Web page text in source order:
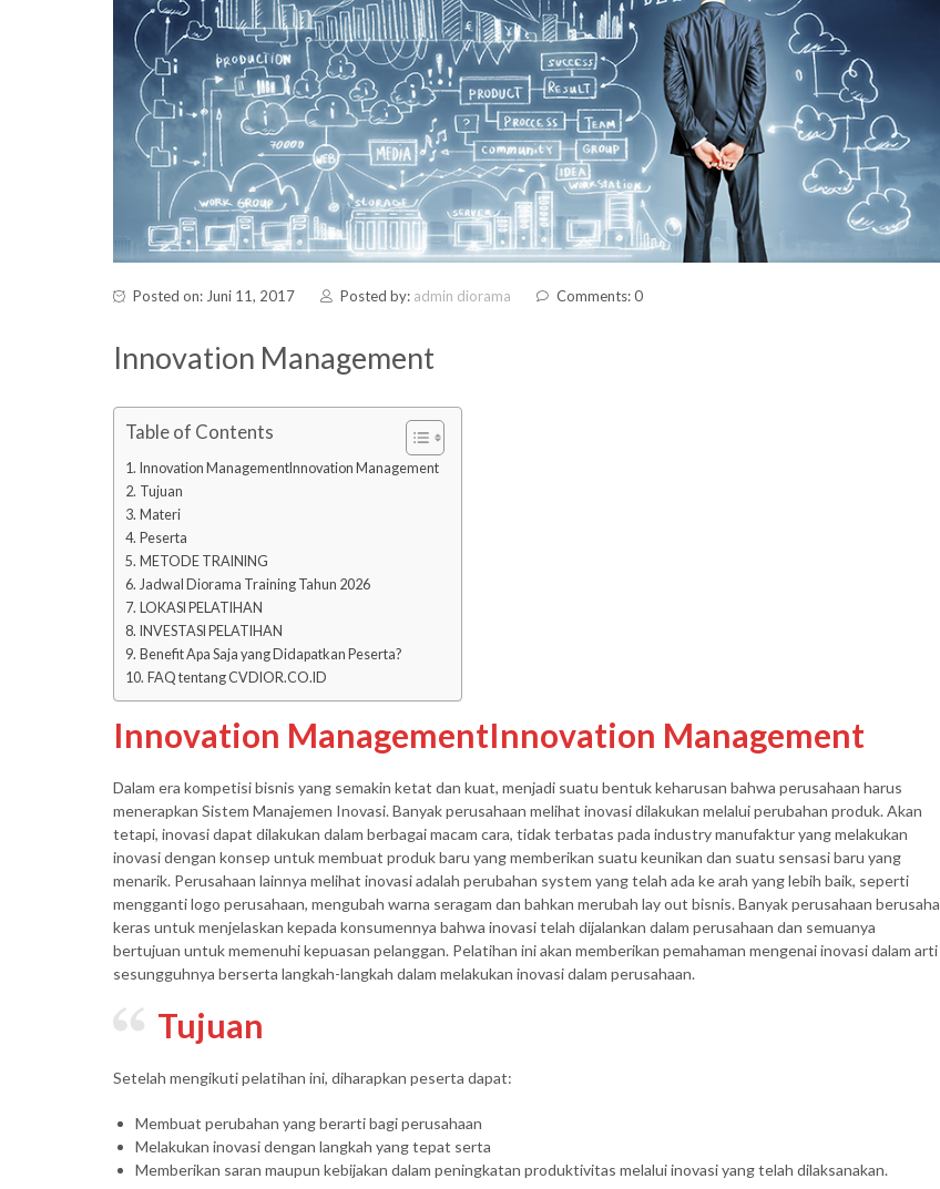
Posted on: Juni 11, 2017 Posted by: admin diorama Comments: 0
Innovation Management
Table of Contents
Innovation ManagementInnovation Management
Tujuan
Materi
Peserta
METODE TRAINING
Jadwal Diorama Training Tahun 2026
LOKASI PELATIHAN
INVESTASI PELATIHAN
Benefit Apa Saja yang Didapatkan Peserta?
FAQ tentang CVDIOR.CO.ID
Innovation ManagementInnovation Management
Dalam era kompetisi bisnis yang semakin ketat dan kuat, menjadi suatu bentuk keharusan bahwa perusahaan harus
menerapkan Sistem Manajemen Inovasi. Banyak perusahaan melihat inovasi dilakukan melalui perubahan produk. Akan
tetapi, inovasi dapat dilakukan dalam berbagai macam cara, tidak terbatas pada industry manufaktur yang melakukan
inovasi dengan konsep untuk membuat produk baru yang memberikan suatu keunikan dan suatu sensasi baru yang
menarik. Perusahaan lainnya melihat inovasi adalah perubahan system yang telah ada ke arah yang lebih baik, seperti
mengganti logo perusahaan, mengubah warna seragam dan bahkan merubah lay out bisnis. Banyak perusahaan berusaha
keras untuk menjelaskan kepada konsumennya bahwa inovasi telah dijalankan dalam perusahaan dan semuanya
bertujuan untuk memenuhi kepuasan pelanggan. Pelatihan ini akan memberikan pemahaman mengenai inovasi dalam arti
sesungguhnya berserta langkah-langkah dalam melakukan inovasi dalam perusahaan.
Tujuan
Setelah mengikuti pelatihan ini, diharapkan peserta dapat:
Membuat perubahan yang berarti bagi perusahaan
Melakukan inovasi dengan langkah yang tepat serta
Memberikan saran maupun kebijakan dalam peningkatan produktivitas melalui inovasi yang telah dilaksanakan.